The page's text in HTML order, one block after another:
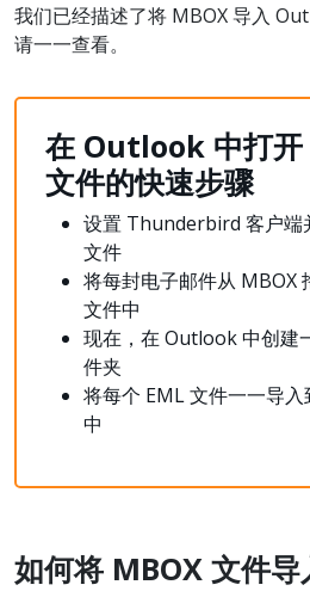
我们已经描述了将 MBOX 导入
请一一查看。
在 Outlook 中打开
文件的快速步骤
设置 Thunderbird 客户端
文件
将每封电子邮件从 MBOX
文件中
现在，在 Outlook 中创建
件夹
将每个 EML 文件一一导
中
如何将 MBOX 文件导